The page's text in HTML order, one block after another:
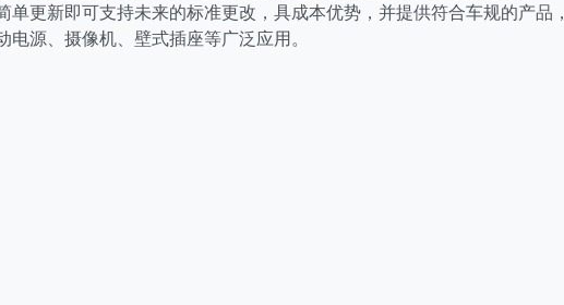
更新即可支持未来的标准更改，具成本优势，并提供符合车规的产品，
源、摄像机、壁式插座等广泛应用。